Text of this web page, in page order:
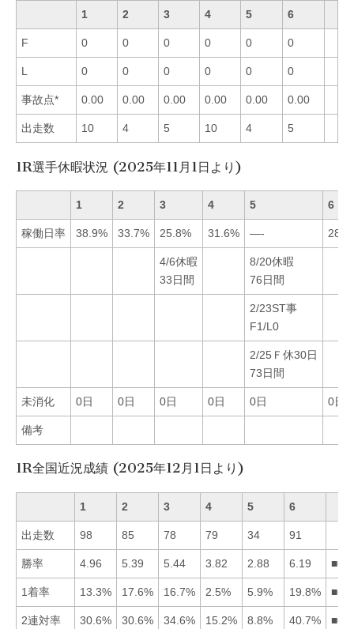
1 2 3 4 5 6
F 0 0 0 0 0 0
L 0 0 0 0 0 0
事故点* 0.00 0.00 0.00 0.00 0.00 0.00
出走数 10 4 5 10 4 5
1R選手休暇状況 (2025年11月1日より)
1 2 3 4 5 6
稼働日率 38.9% 33.7% 25.8% 31.6% —-
4/6休暇
33日間
8/20休暇
76日間
2/23ST事
F1/L0
2/25Ｆ休30日
73日間
未消化 0日 0日 0日 0日 0日 0日
備考
1R全国近況成績 (2025年12月1日より)
1 2 3 4 5 6
出走数 98 85 78 79 34 91
勝率 4.96 5.39 5.44 3.82 2.88 6.19
1着率 13.3% 17.6% 16.7% 2.5% 5.9% 19.8%
2連対率 30.6% 30.6% 34.6% 15.2% 8.8% 40.7%